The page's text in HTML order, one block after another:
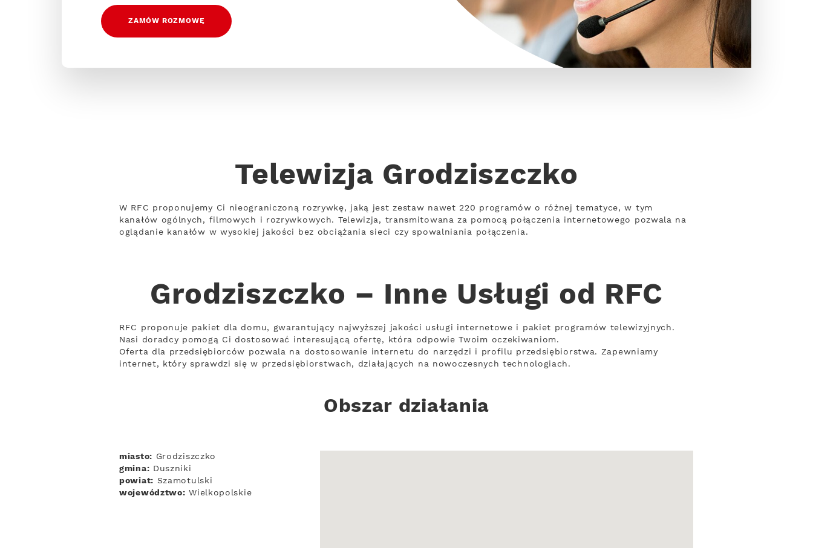
ZAMÓW ROZMOWĘ
Telewizja Grodziszczko
W RFC proponujemy Ci nieograniczoną rozrywkę, jaką jest zestaw nawet 220 programów o różnej tematyce, w tym
kanałów ogólnych, filmowych i rozrywkowych. Telewizja, transmitowana za pomocą połączenia internetowego pozwala na
oglądanie kanałów w wysokiej jakości bez obciążania sieci czy spowalniania połączenia.
Grodziszczko – Inne Usługi od RFC
RFC proponuje pakiet dla domu, gwarantujący najwyższej jakości usługi internetowe i pakiet programów telewizyjnych.
Nasi doradcy pomogą Ci dostosować interesującą ofertę, która odpowie Twoim oczekiwaniom.
Oferta dla przedsiębiorców pozwala na dostosowanie internetu do narzędzi i profilu przedsiębiorstwa. Zapewniamy
internet, który sprawdzi się w przedsiębiorstwach, działających na nowoczesnych technologiach.
Obszar działania
miasto: Grodziszczko
gmina: Duszniki
powiat: Szamotulski
województwo: Wielkopolskie